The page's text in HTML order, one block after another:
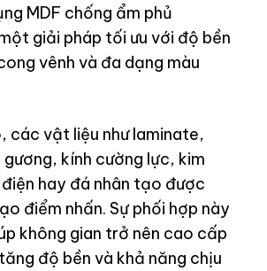
MDF chống ẩm phủ
giải pháp tối ưu với độ bền
vênh và đa dạng màu
các vật liệu như laminate,
kính cường lực, kim
hay đá nhân tạo được
điểm nhấn. Sự phối hợp này
không gian trở nên cao cấp
độ bền và khả năng chịu